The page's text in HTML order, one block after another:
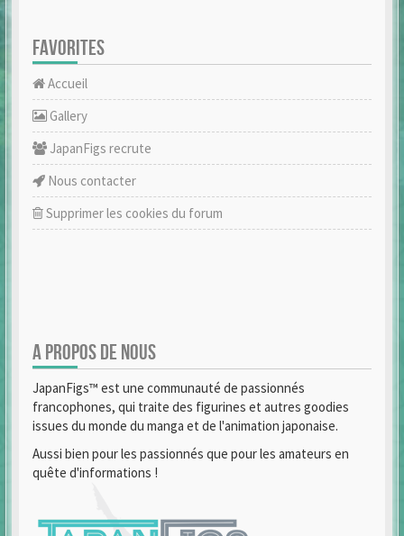
FAVORITES
Accueil
Gallery
JapanFigs recrute
Nous contacter
Supprimer les cookies du forum
A PROPOS DE NOUS
JapanFigs™ est une communauté de passionnés
francophones, qui traite des figurines et autres goodies
issues du monde du manga et de l'animation japonaise.
Aussi bien pour les passionnés que pour les amateurs en
quête d'informations !